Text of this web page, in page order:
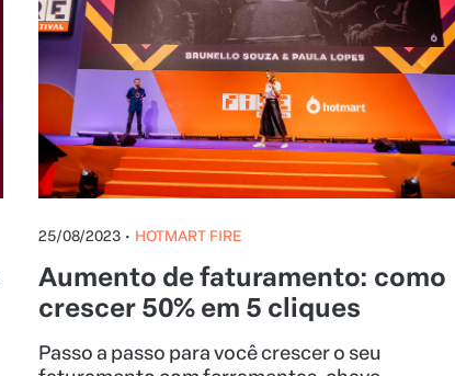
25/08/2023 • HOTMART FIRE
Aumento de faturamento: como
crescer 50% em 5 cliques
Passo a passo para você crescer o seu